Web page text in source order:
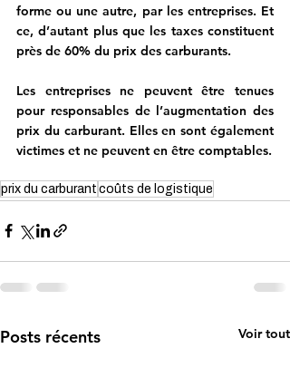
forme ou une autre, par les entreprises. Et
ce, d’autant plus que les taxes constituent
près de 60% du prix des carburants.
Les entreprises ne peuvent être tenues
pour responsables de l’augmentation des
prix du carburant. Elles en sont également
prix du carburant coûts de logistique
Posts récents Voir tout